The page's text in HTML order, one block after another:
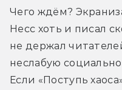
Чего ждём?
Несс хоть и писал
не держал
неслабую
Если «Поступь